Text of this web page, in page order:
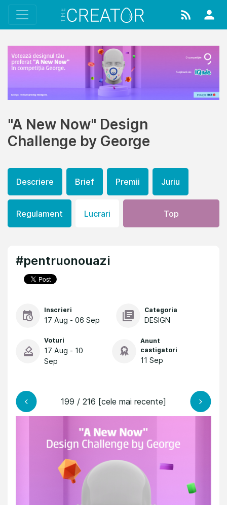
"A New Now" Design
Challenge by George
Descriere Brief Premii Juriu
Regulament Lucrari Top
#pentruonouazi
Inscrieri
17 Aug - 06 Sep
Categoria
DESIGN
Voturi
17 Aug - 10
Sep
Anunt
castigatori
11 Sep
199 / 216 [cele mai recente]